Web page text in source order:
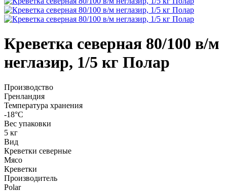
Креветка северная 80/100 в/м
неглазир, 1/5 кг Полар
Производство
Гренландия
Температура хранения
-18°С
Вес упаковки
5 кг
Вид
Креветки северные
Мясо
Креветки
Производитель
Polar